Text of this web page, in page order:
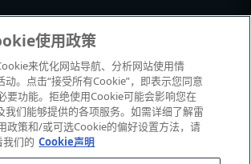
使用政策
来优化网站导航、分析网站使用情
动。点击“接受所有Cookie”，即表示您同意
要功能。拒绝使用Cookie可能会影响您在
我们能够提供的各项服务。如需详细了解雷
政策和/或可选Cookie的偏好设置方法，请
我们的 Cookie声明